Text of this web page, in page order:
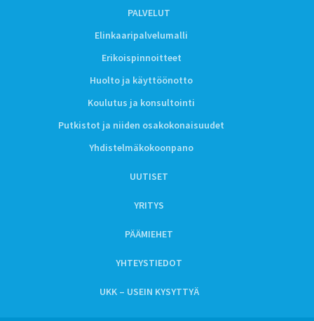
PALVELUT
Elinkaaripalvelumalli
Erikoispinnoitteet
Huolto ja käyttöönotto
Koulutus ja konsultointi
Putkistot ja niiden osakokonaisuudet
Yhdistelmäkokoonpano
UUTISET
YRITYS
PÄÄMIEHET
YHTEYSTIEDOT
UKK – USEIN KYSYTTYÄ